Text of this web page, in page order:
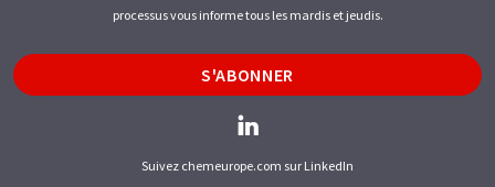
processus vous informe tous les mardis et jeudis.
S'ABONNER
Suivez chemeurope.com sur LinkedIn